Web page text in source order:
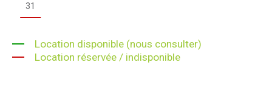
31
Location disponible (nous consulter)
Location réservée / indisponible